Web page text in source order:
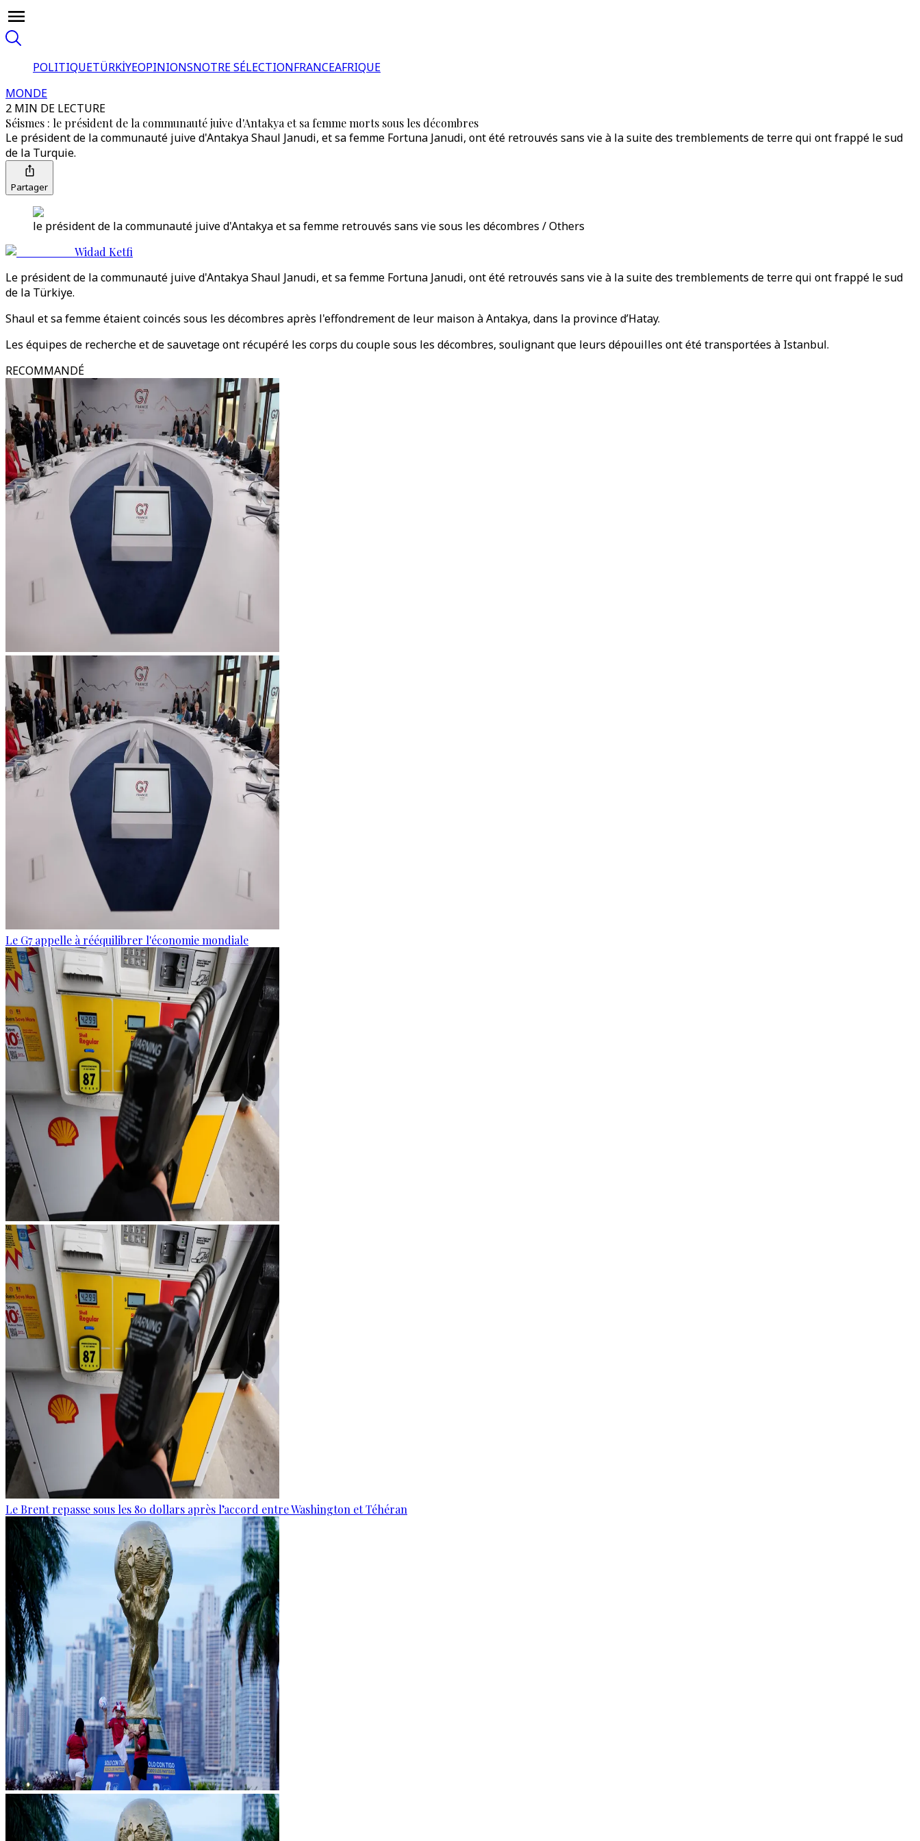
POLITIQUETÜRKİYEOPINIONSNOTRE SÉLECTIONFRANCEAFRIQUE
MONDE
2 MIN DE LECTURE
Séismes : le président de la communauté juive d'Antakya et sa femme morts sous les décombres
Le président de la communauté juive d'Antakya Shaul Janudi, et sa femme Fortuna Janudi, ont été retrouvés sans vie à la suite des tremblements de terre qui ont frappé le sud
de la Turquie.
Partager
le président de la communauté juive d'Antakya et sa femme retrouvés sans vie sous les décombres / Others
Widad Ketfi
Le président de la communauté juive d'Antakya Shaul Janudi, et sa femme Fortuna Janudi, ont été retrouvés sans vie à la suite des tremblements de terre qui ont frappé le sud
de la Türkiye.
Shaul et sa femme étaient coincés sous les décombres après l'effondrement de leur maison à Antakya, dans la province d’Hatay.
Les équipes de recherche et de sauvetage ont récupéré les corps du couple sous les décombres, soulignant que leurs dépouilles ont été transportées à Istanbul.
RECOMMANDÉ
Le G7 appelle à rééquilibrer l'économie mondiale
Le Brent repasse sous les 80 dollars après l’accord entre Washington et Téhéran